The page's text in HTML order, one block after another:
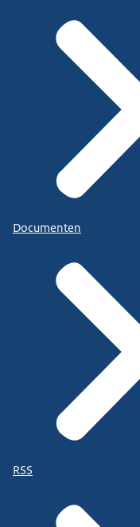
Documenten
RSS